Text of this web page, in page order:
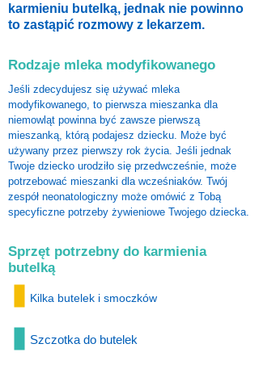
karmieniu butelką, jednak nie powinno
to zastąpić rozmowy z lekarzem.
Rodzaje mleka modyfikowanego
Jeśli zdecydujesz się używać mleka
modyfikowanego, to pierwsza mieszanka dla
niemowląt powinna być zawsze pierwszą
mieszanką, którą podajesz dziecku. Może być
używany przez pierwszy rok życia. Jeśli jednak
Twoje dziecko urodziło się przedwcześnie, może
potrzebować mieszanki dla wcześniaków. Twój
zespół neonatologiczny może omówić z Tobą
specyficzne potrzeby żywieniowe Twojego dziecka.
Sprzęt potrzebny do karmienia
butelką
Kilka butelek i smoczków
Szczotka do butelek